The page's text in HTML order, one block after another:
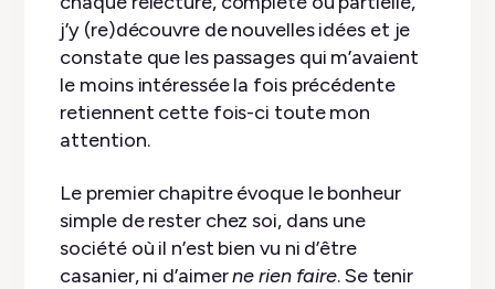
j’y (re)découvre de nouvelles idées et je
constate que les passages qui m’avaient
le moins intéressée la fois précédente
retiennent cette fois-ci toute mon
attention.
Le premier chapitre évoque le bonheur
simple de rester chez soi, dans une
société où il n’est bien vu ni d’être
casanier, ni d’aimerne rien faire. Se tenir